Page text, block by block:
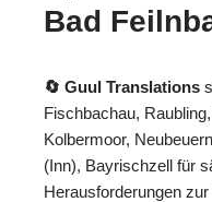
Bad
🔄 Guul Translations
Fischbachau,
Kolbermoor,
(Inn), Bayrischzell für
Herausforderungen